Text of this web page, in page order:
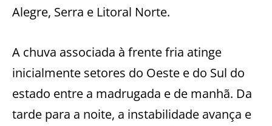
Alegre, Serra e Litoral Norte.
A chuva associada à frente fria atinge
inicialmente setores do Oeste e do Sul do
estado entre a madrugada e de manhã. Da
tarde para a noite, a instabilidade avança e